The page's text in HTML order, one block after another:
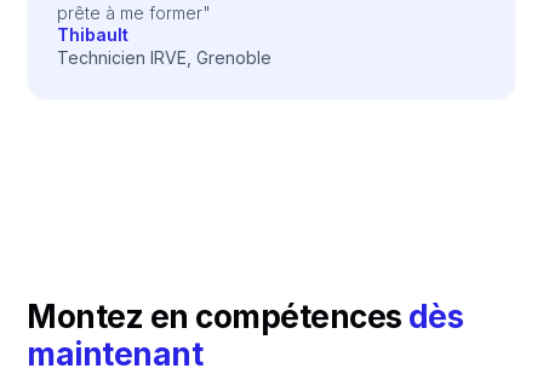
prête à me former"
Thibault
Technicien IRVE, Grenoble
Montez en compétences dès
maintenant